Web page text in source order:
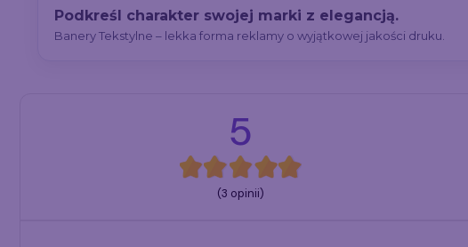
Podkreśl charakter swojej marki z elegancją.
Banery Tekstylne – lekka forma reklamy o wyjątkowej jakości druku.
5
(3 opinii)